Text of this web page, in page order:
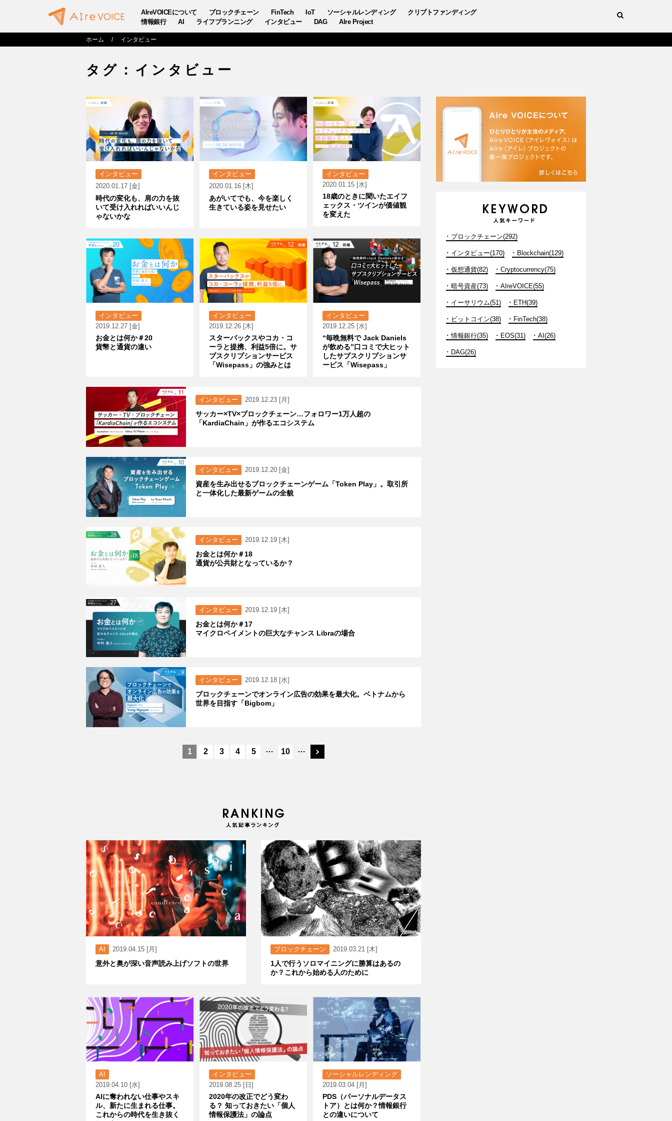
AIreVOICEについて ブロックチェーン FinTech IoT ソーシャルレンディング
クリプトファンディング
情報銀行
AI ライフプランニング インタビュー DAG AIre Project
ホーム インタビュー
タグ：インタビュー
インタビュー
2020.01.17 [金]
時代の変化も、肩の力を抜
いて受け入れればいいんじ
ゃないかな
インタビュー
2020.01.16 [木]
あがいてでも、今を楽しく
生きている姿を見せたい
インタビュー
2020.01.15 [水]
18歳のときに聞いたエイフ
ェックス・ツインが価値観
を変えた
インタビュー
2019.12.27 [金]
お金とは何か＃20
貨幣と通貨の違い
インタビュー
2019.12.26 [木]
スターバックスやコカ・コ
ーラと提携、利益5倍に。サ
ブスクリプションサービス
「Wisepass」の強みとは
インタビュー
2019.12.25 [水]
“毎晩無料で Jack Daniels
が飲める”口コミで大ヒット
したサブスクリプションサ
ービス「Wisepass」
インタビュー 2019.12.23 [月]
サッカー×TV×ブロックチェーン…フォロワー1万人超の
「KardiaChain」が作るエコシステム
インタビュー 2019.12.20 [金]
資産を生み出せるブロックチェーンゲーム「Token Play」。取引所
と一体化した最新ゲームの全貌
インタビュー 2019.12.19 [木]
お金とは何か＃18
通貨が公共財となっているか？
インタビュー 2019.12.19 [木]
お金とは何か＃17
マイクロペイメントの巨大なチャンス Libraの場合
インタビュー 2019.12.18 [水]
ブロックチェーンでオンライン広告の効果を最大化。ベトナムから
世界を目指す「Bigbom」
1 2 3 4 5 … 10 …
AI 2019.04.15 [月]
意外と奥が深い音声読み上げソフトの世界
ブロックチェーン 2019.03.21 [木]
1人で行うソロマイニングに勝算はあるの
か？これから始める人のために
AI
2019.04.10 [水]
AIに奪われない仕事やスキ
ル、新たに生まれる仕事。
これからの時代を生き抜く
インタビュー
2019.08.25 [日]
2020年の改正でどう変わ
る？ 知っておきたい「個人
情報保護法」の論点
ソーシャルレンディング
2019.03.04 [月]
PDS（パーソナルデータス
トア）とは何か？情報銀行
との違いについて
ブロックチェーン(292)
インタビュー(170) Blockchain(129)
仮想通貨(82) Cryptocurrency(75)
暗号資産(73) AIreVOICE(55)
イーサリウム(51) ETH(39)
ビットコイン(38) FinTech(38)
情報銀行(35) EOS(31) AI(26)
DAG(26)